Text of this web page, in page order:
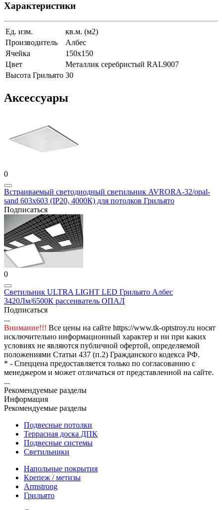
Характеристики
Ед. изм.
кв.м. (м2)
Производитель
Албес
Ячейка
150х150
Цвет
Металлик серебристый RAL9007
Высота Грильято 30
Аксессуары
0
Встраиваемый светодиодный светильник AVRORA-32/opal-
sand 603х603 (IP20, 4000К) для потолков Грильято
Подписаться
0
Светильник ULTRA LIGHT LED Грильято Албес
3420Лм/6500К рассеиватель ОПАЛ
Подписаться
...
Внимание!!! Все цены на сайте https://www.tk-optstroy.ru носят
исключительно информационный характер и ни при каких
условиях не являются публичной офертой, определяемой
положениями Статьи 437 (п.2) Гражданского кодекса РФ.
* - Спеццена предоставляется только по согласованию с
менеджером и может отличаться от представленной на сайте.
...
Рекомендуемые разделы
Информация
Рекомендуемые разделы
Подвесные потолки
Террасная доска ДПК
Подвесные системы
Светильники
Напольные покрытия
Крепеж / метизы
Armstrong
Грильято